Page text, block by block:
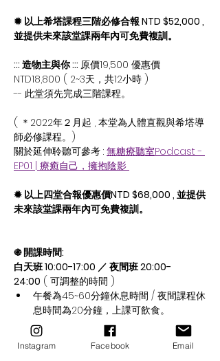
✹ 以上希塔課程三階必修合報 NTD $52,000 ,
並提供未來該堂課兩年內可免費複訓。
::: 造物主與你 ::: 原價19,500 優惠價
NTD18,800 ( 2~3天，共12小時 )
-- 此堂須先完成三階課程。
( ＊2022年２月起 , 本堂為人體直觀與希塔導
師必修課程。)
關於延伸聆聽可參考 : 無糖療聽室Podcast -
EP01 | 療癒自己，擁抱陰影
✹ 以上四堂合報優惠價NTD $68,000 , 並提供
未來該堂課兩年內可免費複訓。
֍ 開課時間:
白天班 10:00-17:00 ／ 夜間班 20:00-
24:00 ( 可調整的時間 )
午餐為45~60分鐘休息時間 / 夜間課程休
息時間為20分鐘，上課可飲食。
希塔療癒為能量課程，推薦高純度巧克力
補充能量喔～
Instagram Facebook Email